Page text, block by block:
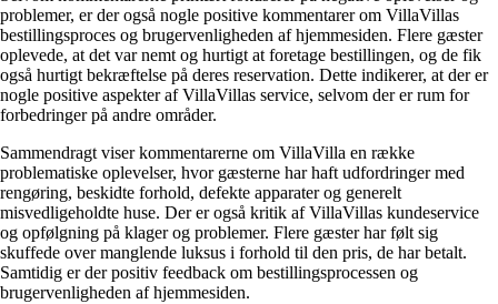
problemer, er der også nogle positive kommentarer om VillaVillas
bestillingsproces og brugervenligheden af hjemmesiden. Flere gæster
oplevede, at det var nemt og hurtigt at foretage bestillingen, og de fik
også hurtigt bekræftelse på deres reservation. Dette indikerer, at der er
nogle positive aspekter af VillaVillas service, selvom der er rum for
forbedringer på andre områder.
Sammendragt viser kommentarerne om VillaVilla en række
problematiske oplevelser, hvor gæsterne har haft udfordringer med
rengøring, beskidte forhold, defekte apparater og generelt
misvedligeholdte huse. Der er også kritik af VillaVillas kundeservice
og opfølgning på klager og problemer. Flere gæster har følt sig
skuffede over manglende luksus i forhold til den pris, de har betalt.
Samtidig er der positiv feedback om bestillingsprocessen og
brugervenligheden af hjemmesiden.